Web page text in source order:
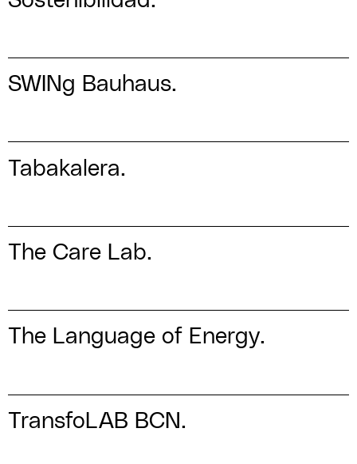
SWINg Bauhaus.
Tabakalera.
The Care Lab.
The Language of Energy.
TransfoLAB BCN.